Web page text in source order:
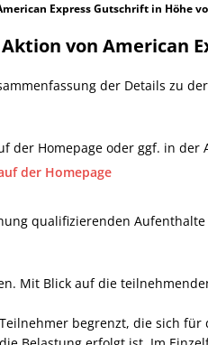
Express Gutschrift in Höhe
von American
der Details zu
der Homepage oder ggf. in der
der Homepage
qualifizierenden Aufenthalte
Mit Blick auf die
begrenzt, die sich